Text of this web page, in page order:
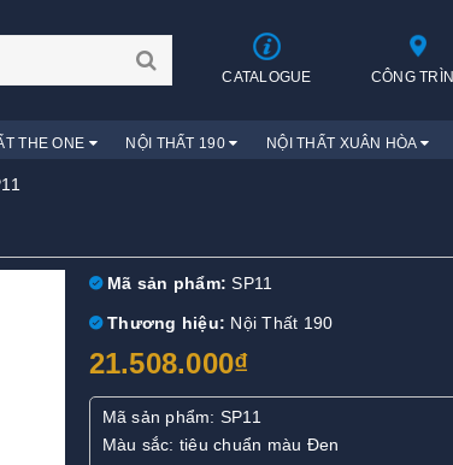
CATALOGUE CÔNG
THE ONE NỘI THẤT 190 NỘI THẤT XUÂN HÒA
Mã sản phẩm: SP11
Thương hiệu: Nội Thất 190
21.508.000₫
Mã sản phẩm: SP11
Màu sắc: tiêu chuẩn màu Đen